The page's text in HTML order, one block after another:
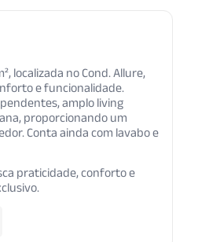
localizada no Cond. Allure,
e funcionalidade.
amplo living
proporcionando um
Conta ainda com lavabo e
praticidade, conforto e